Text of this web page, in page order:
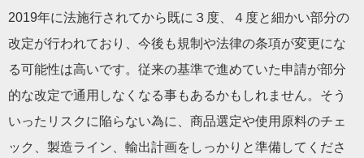
2019年に法施行されてから既に３度、４度と細かい部分の
改定が行われており、今後も規制や法律の条項が変更にな
る可能性は高いです。従来の基準で進めていた申請が部分
的な改定で通用しなくなる事もあるかもしれません。そう
いったリスクに陥らない為に、商品選定や使用原料のチェ
ック、製造ライン、輸出計画をしっかりと準備してくださ